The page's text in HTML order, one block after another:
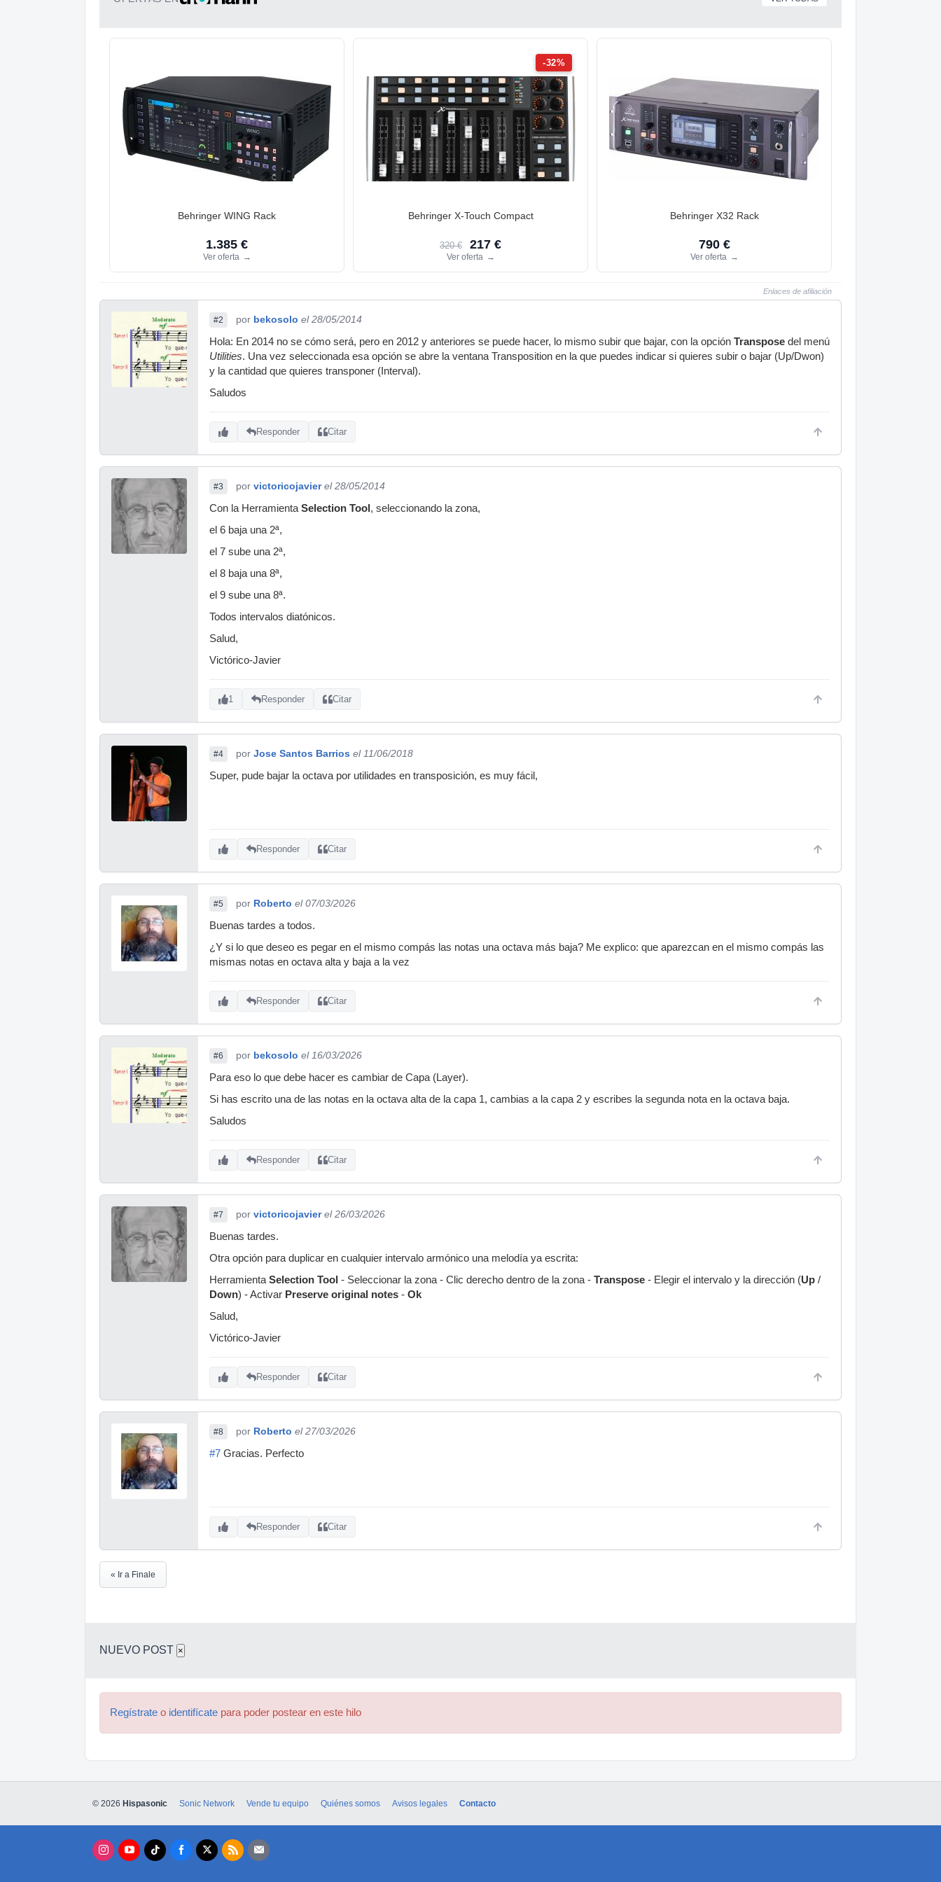
Behringer WING Rack
1.385 €
Ver oferta →
-32%
Behringer X-Touch Compact
320 € 217 €
Ver oferta →
Behringer X32 Rack
790 €
Ver oferta →
Enlaces de afiliación
#2 por bekosolo el 28/05/2014
Hola: En 2014 no se cómo será, pero en 2012 y anteriores se puede hacer, lo mismo subir que bajar, con la opción Transpose del menú
Utilities. Una vez seleccionada esa opción se abre la ventana Transposition en la que puedes indicar si quieres subir o bajar (Up/Dwon)
y la cantidad que quieres transponer (Interval).
Saludos
Responder Citar
#3 por victoricojavier el 28/05/2014
Con la Herramienta Selection Tool , seleccionando la zona,
el 6 baja una 2ª,
el 7 sube una 2ª,
el 8 baja una 8ª,
el 9 sube una 8ª.
Todos intervalos diatónicos.
Salud,
Victórico-Javier
1 Responder Citar
#4 por Jose Santos Barrios el 11/06/2018
Super, pude bajar la octava por utilidades en transposición, es muy fácil,
Responder Citar
#5 por Roberto el 07/03/2026
Buenas tardes a todos.
¿Y si lo que deseo es pegar en el mismo compás las notas una octava más baja? Me explico: que aparezcan en el mismo compás las
mismas notas en octava alta y baja a la vez
Responder Citar
#6 por bekosolo el 16/03/2026
Para eso lo que debe hacer es cambiar de Capa (Layer).
Si has escrito una de las notas en la octava alta de la capa 1, cambias a la capa 2 y escribes la segunda nota en la octava baja.
Saludos
Responder Citar
#7 por victoricojavier el 26/03/2026
Buenas tardes.
Otra opción para duplicar en cualquier intervalo armónico una melodía ya escrita:
Herramienta Selection Tool - Seleccionar la zona - Clic derecho dentro de la zona - Transpose - Elegir el intervalo y la dirección (Up /
Down) - Activar Preserve original notes - Ok
Salud,
Victórico-Javier
Responder Citar
#8 por Roberto el 27/03/2026
#7 Gracias. Perfecto
Responder Citar
« Ir a Finale
NUEVO POST ×
Regístrate o identifícate para poder postear en este hilo
© 2026 Hispasonic Sonic Network Vende tu equipo Quiénes somos Avisos legales Contacto